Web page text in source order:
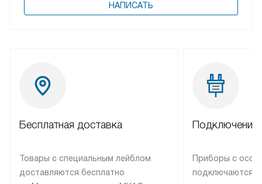
НАПИСАТЬ
Бесплатная доставка
Товары с специальным лейблом
доставляются бесплатно
Подключение
Приборы с
подключаются к